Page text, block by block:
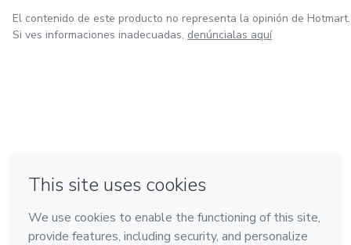
El contenido de este producto no representa la opinión de Hotmart.
Si ves informaciones inadecuadas, denúncialas aquí
Hecho con❤ en Ciudad de México